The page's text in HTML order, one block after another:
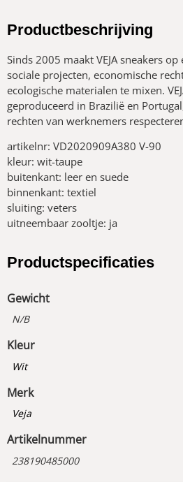
Productbeschrijving
Sinds 2005 maakt VEJA sneakers
sociale projecten, economische
ecologische materialen te mixen.
geproduceerd in Brazilië en
rechten van werknemers
artikelnr: VD2020909A380 V-90
kleur: wit-taupe
buitenkant: leer en suede
binnenkant: textiel
sluiting: veters
uitneembaar zooltje: ja
Productspecificaties
Gewicht
N/B
Kleur
Wit
Merk
Veja
Artikelnummer
238190485000